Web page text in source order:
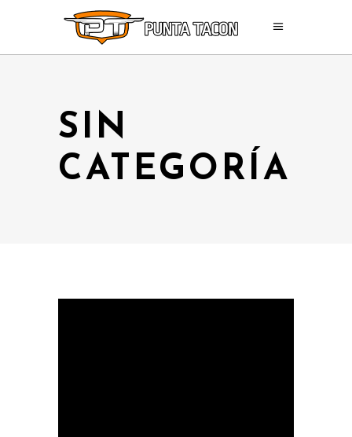
SIN
CATEGORÍA